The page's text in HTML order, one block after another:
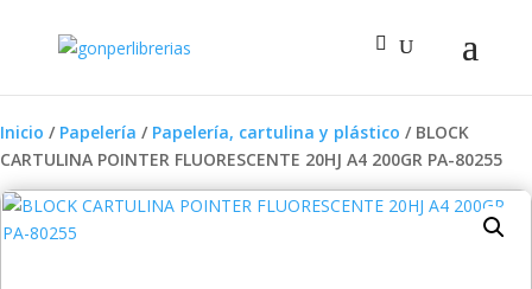
Inicio / Papelería / Papelería, cartulina y plástico / BLOCK
CARTULINA POINTER FLUORESCENTE 20HJ A4 200GR PA-80255